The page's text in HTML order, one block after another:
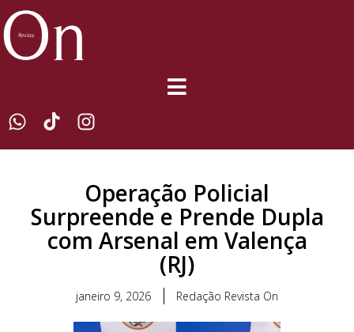
Operação Policial
Surpreende e Prende Dupla
com Arsenal em Valença
(RJ)
janeiro 9, 2026 Redação Revista On